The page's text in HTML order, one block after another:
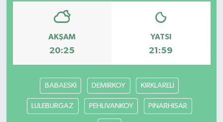
AKŞAM
20:25
YATSI
21:59
BABAESKİ DEMIRKOY KIRKLARELİ
LULEBURGAZ PEHLIVANKOY PINARHISAR